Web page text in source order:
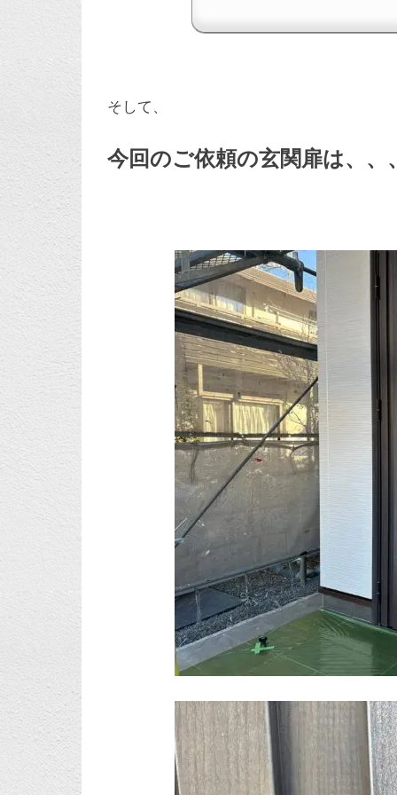
そして、
今回のご依頼の玄関扉は、、